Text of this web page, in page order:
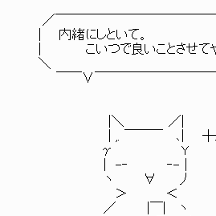
￣￣￣￣￣￣￣￣￣
といて。
いことさせてやる
￣￣￣￣￣￣￣￣
／|
￣ ､| ┼
‐-｜
∀ 丿
＜
| ヽ